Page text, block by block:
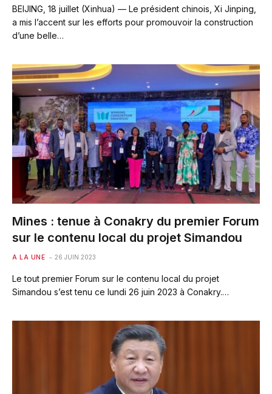
BEIJING, 18 juillet (Xinhua) — Le président chinois, Xi Jinping,
a mis l’accent sur les efforts pour promouvoir la construction
d’une belle…
Mines : tenue à Conakry du premier Forum
sur le contenu local du projet Simandou
A LA UNE 26 JUIN 2023
Le tout premier Forum sur le contenu local du projet
Simandou s’est tenu ce lundi 26 juin 2023 à Conakry.…